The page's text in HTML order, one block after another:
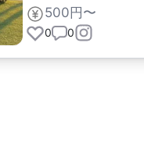
500円〜
0 0